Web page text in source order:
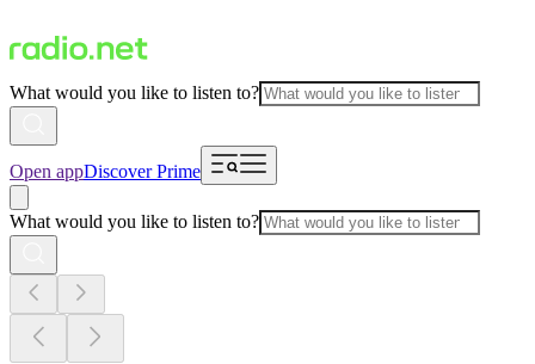
What would you like to listen to?
Open appDiscover Prime
What would you like to listen to?